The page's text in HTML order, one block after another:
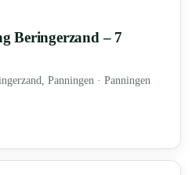
Beringerzand – 7
Panningen · Panningen